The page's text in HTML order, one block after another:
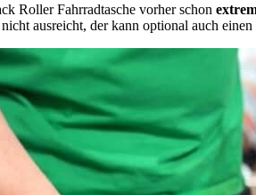
Roller Fahrradtasche vorher schon
ausreicht, der kann optional auch einen